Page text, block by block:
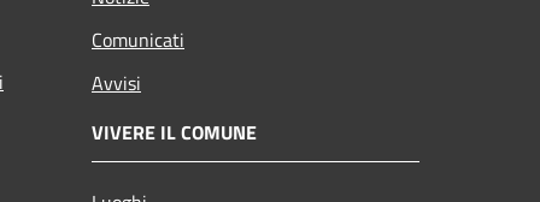
Comunicati
Avvisi
VIVERE IL COMUNE